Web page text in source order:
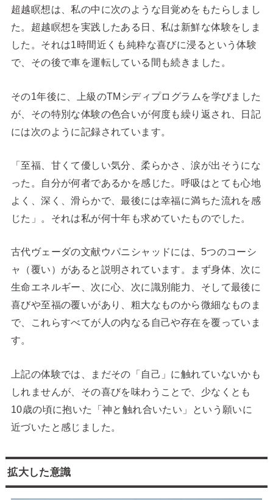
超越瞑想は、私の中に次のような目覚めをもたらしまし
た。超越瞑想を実践したある日、私は新鮮な体験をしま
した。それは1時間近くも純粋な喜びに浸るという体験
で、その後で車を運転している間も続きました。
その1年後に、上級のTMシディプログラムを学びました
が、その特別な体験の色合いが何度も繰り返され、日記
には次のように記録されています。
「至福、甘くて優しい気分、柔らかさ、涙が出そうにな
った。自分が何者であるかを感じた。呼吸はとても心地
よく、深く、滑らかで、最後には幸福に満ちた流れを感
じた」。それは私が何十年も求めていたものでした。
古代ヴェーダの文献ウパニシャッドには、5つのコーシ
ャ（覆い）があると説明されています。まず身体、次に
生命エネルギー、次に心、次に識別能力、そして最後に
喜びや至福の覆いがあり、粗大なものから微細なものま
で、これらすべてが人の内なる自己や存在を覆っていま
す。
上記の体験では、まだその「自己」に触れていないかも
しれませんが、その喜びを味わうことで、少なくとも
10歳の頃に抱いた「神と触れ合いたい」という願いに
近づいたと感じました。
拡大した意識